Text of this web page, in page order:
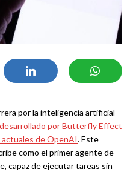
por la inteligencia artificial
por Butterfly Effect
de OpenAI. Este
como el primer agente de
capaz de ejecutar tareas sin